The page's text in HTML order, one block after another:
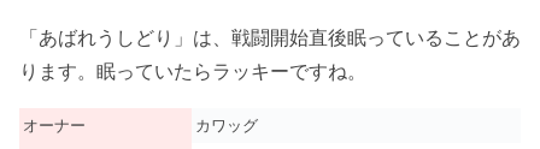
「あばれうしどり」は、戦闘開始直後眠っていることがあ
ります。眠っていたらラッキーですね。
オーナー
カワッグ